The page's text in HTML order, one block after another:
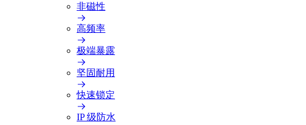
非磁性
高频率
极端暴露
坚固耐用
快速锁定
IP 级防水